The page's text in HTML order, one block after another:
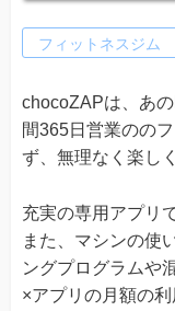
フィットネスジム
chocoZAPは、あ
間365日営業のの
ず、無理なく楽し
充実の専用アプリ
また、マシンの使
ングプログラムや
×アプリの月額の